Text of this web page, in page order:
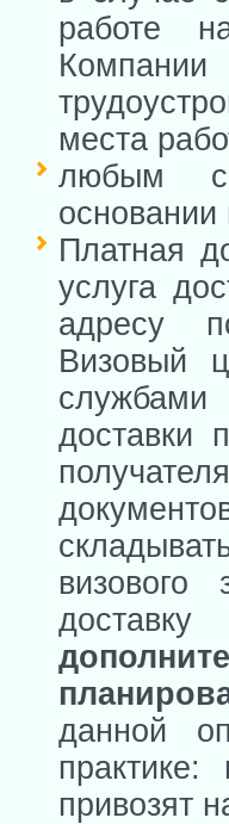
работе
места
любым
основании
Платная
услуга
адресу
Визовый
доставки
данной
привозят